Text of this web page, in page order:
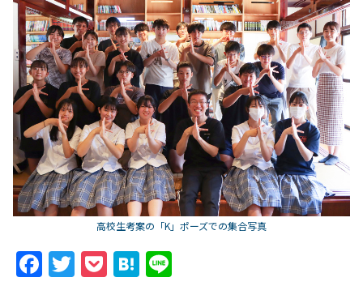
高校生考案の「K」ポーズでの集合写真
F T P H